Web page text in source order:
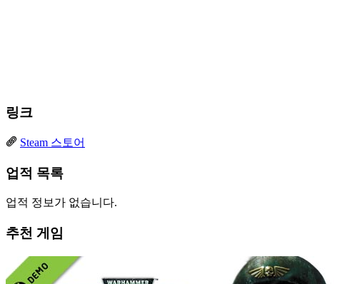
링크
Steam 스토어
업적 목록
업적 정보가 없습니다.
추천 게임